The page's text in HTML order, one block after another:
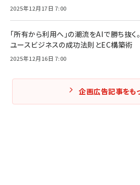
2025年12月17日 7:00
「所有から利用へ」の潮流をAIで勝ち抜く
ユースビジネスの成功法則とEC構築術
2025年12月16日 7:00
企画広告記事をも